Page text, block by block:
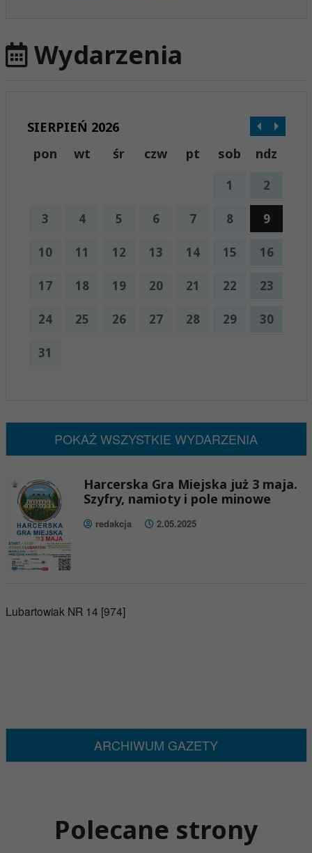
Wydarzenia
SIERPIEŃ 2026
pon
wt śr czw pt sob ndz
1 2
3 4 5 6 7 8 9
10 11 12 13 14 15 16
17 18 19 20 21 22 23
24 25 26 27 28 29 30
31
POKAŻ WSZYSTKIE WYDARZENIA
Harcerska Gra Miejska już 3 maja.
Szyfry, namioty i pole minowe
redakcja 2.05.2025
Lubartowiak NR 14 [974]
ARCHIWUM GAZETY
Polecane strony